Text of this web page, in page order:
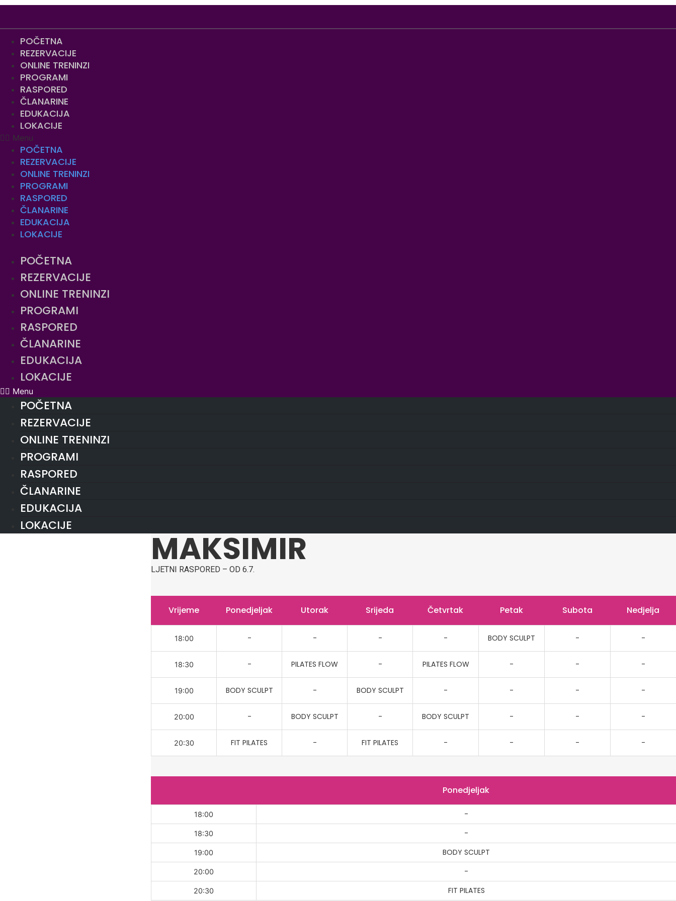
POČETNA
REZERVACIJE
ONLINE TRENINZI
PROGRAMI
RASPORED
ČLANARINE
EDUKACIJA
LOKACIJE
Menu
POČETNA
REZERVACIJE
ONLINE TRENINZI
PROGRAMI
RASPORED
ČLANARINE
EDUKACIJA
LOKACIJE
POČETNA
REZERVACIJE
ONLINE TRENINZI
PROGRAMI
RASPORED
ČLANARINE
EDUKACIJA
LOKACIJE
Menu
POČETNA
REZERVACIJE
ONLINE TRENINZI
PROGRAMI
RASPORED
ČLANARINE
EDUKACIJA
LOKACIJE
MAKSIMIR
LJETNI RASPORED – OD 6.7.
Vrijeme Ponedjeljak Utorak Srijeda Četvrtak Petak Subota Nedjelja
18:00 - - - - BODY SCULPT - -
18:30 - PILATES FLOW - PILATES FLOW - - -
19:00 BODY SCULPT - BODY SCULPT - - - -
20:00 - BODY SCULPT - BODY SCULPT - - -
20:30 FIT PILATES - FIT PILATES - - - -
Ponedjeljak
18:00 -
18:30 -
19:00 BODY SCULPT
20:00 -
20:30 FIT PILATES